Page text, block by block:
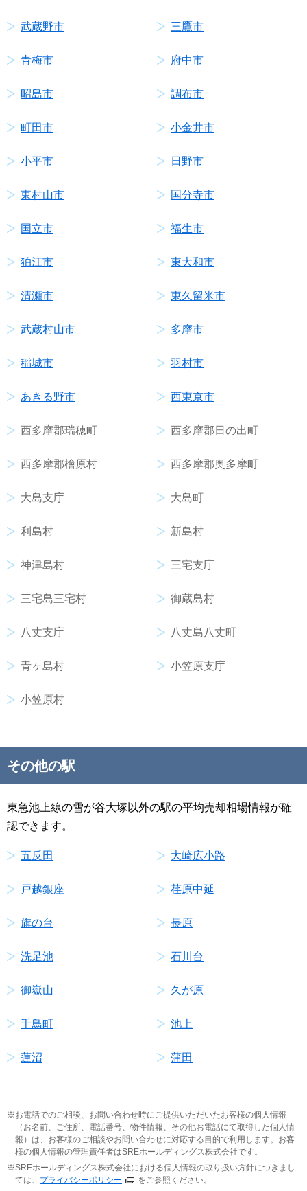
武蔵野市 三鷹市
青梅市 府中市
昭島市 調布市
町田市 小金井市
小平市 日野市
東村山市 国分寺市
国立市 福生市
狛江市 東大和市
清瀬市 東久留米市
武蔵村山市 多摩市
稲城市 羽村市
あきる野市 西東京市
西多摩郡瑞穂町 西多摩郡日の出町
西多摩郡檜原村 西多摩郡奥多摩町
大島支庁 大島町
利島村 新島村
神津島村 三宅支庁
三宅島三宅村 御蔵島村
八丈支庁 八丈島八丈町
青ヶ島村 小笠原支庁
小笠原村
その他の駅
東急池上線の雪が谷大塚以外の駅の平均売却相場情報が確
認できます。
五反田 大崎広小路
戸越銀座 荏原中延
旗の台 長原
洗足池 石川台
御嶽山 久が原
千鳥町 池上
蓮沼 蒲田
お電話でのご相談、お問い合わせ時にご提供いただいたお客様の個人情報
（お名前、ご住所、電話番号、物件情報、その他お電話にて取得した個人情
報）は、お客様のご相談やお問い合わせに対応する目的で利用します。お客
様の個人情報の管理責任者はSREホールディングス株式会社です。
SREホールディングス株式会社における個人情報の取り扱い方針につきまし
ては、 プライバシーポリシー をご参照ください。